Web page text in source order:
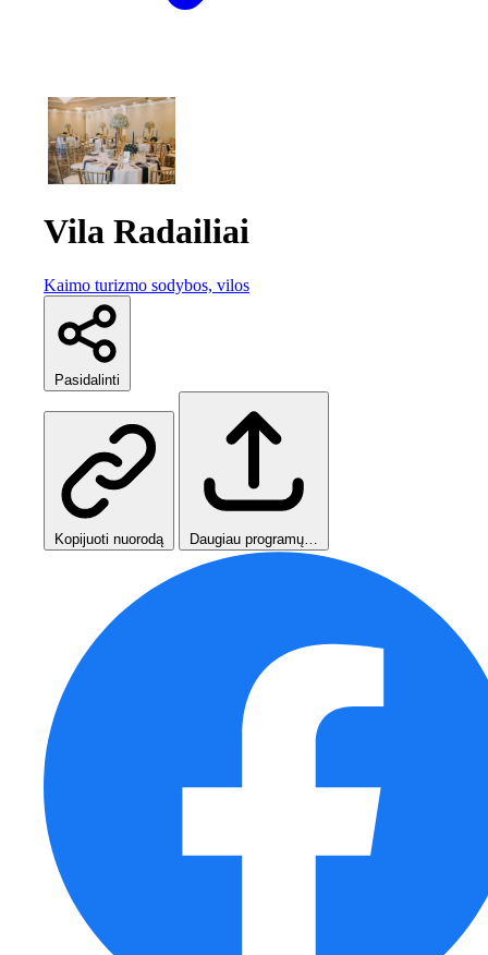
Vila Radailiai
Kaimo turizmo sodybos, vilos
Pasidalinti
Kopijuoti nuorodą Daugiau programų…